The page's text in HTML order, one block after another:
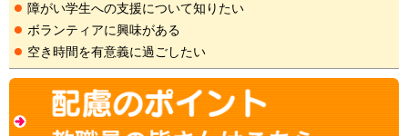
障がい学生への支援について知りたい
ボランティアに興味がある
空き時間を有意義に過ごしたい